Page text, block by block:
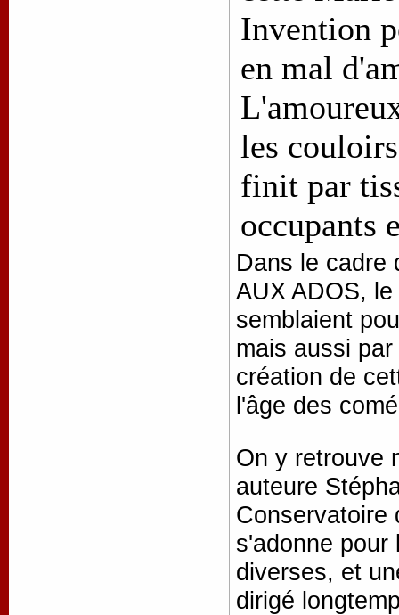
Invention
en mal
les
finit par
occupants
Dans le cadre
AUX ADOS,
semblaient
mais aussi
création de
l'âge des
On y retrouve
auteure
Conservatoire
s'adonne pour
diverses, et
dirigé